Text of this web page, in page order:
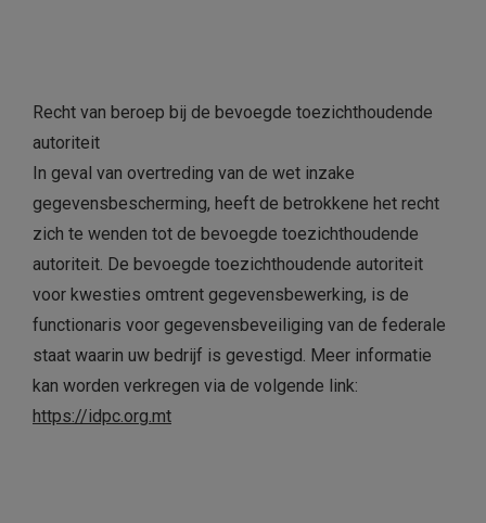
Recht van beroep bij de bevoegde toezichthoudende
autoriteit
In geval van overtreding van de wet inzake
gegevensbescherming, heeft de betrokkene het recht
zich te wenden tot de bevoegde toezichthoudende
autoriteit. De bevoegde toezichthoudende autoriteit
voor kwesties omtrent gegevensbewerking, is de
functionaris voor gegevensbeveiliging van de federale
staat waarin uw bedrijf is gevestigd. Meer informatie
kan worden verkregen via de volgende link:
https://idpc.org.mt